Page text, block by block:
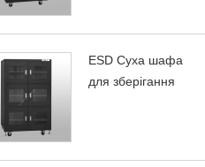
ESD Суха шафа
для зберігання